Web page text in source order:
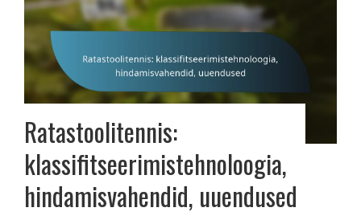
Ratastoolitennis:
klassifitseerimistehnoloogia,
hindamisvahendid, uuendused